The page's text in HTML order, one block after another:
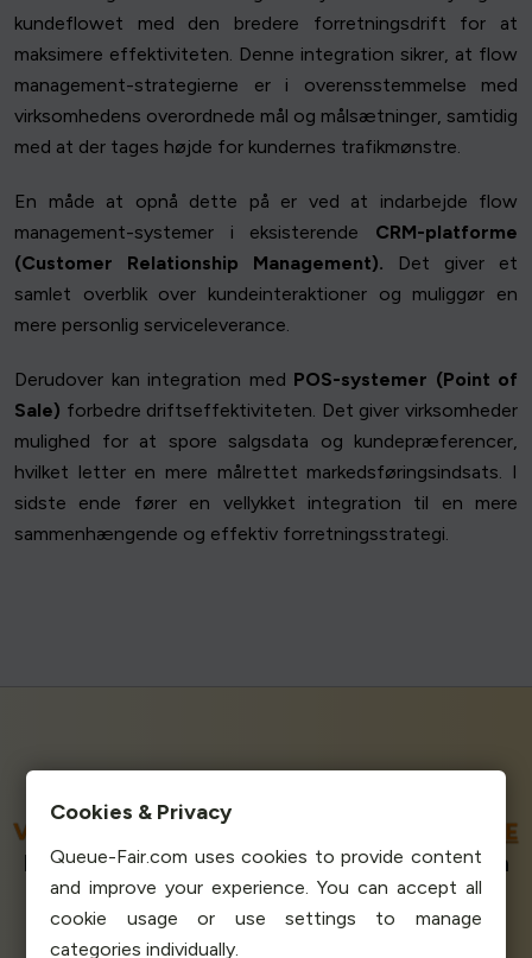
kundeflowet med den bredere forretningsdrift for at
maksimere effektiviteten. Denne integration sikrer, at flow
management-strategierne er i overensstemmelse med
virksomhedens overordnede mål og målsætninger, samtidig
med at der tages højde for kundernes trafikmønstre.
En måde at opnå dette på er ved at indarbejde flow
management-systemer i eksisterende CRM-platforme
(Customer Relationship Management). Det giver et
samlet overblik over kundeinteraktioner og muliggør en
mere personlig serviceleverance.
Derudover kan integration med POS-systemer (Point of
Sale) forbedre driftseffektiviteten. Det giver virksomheder
mulighed for at spore salgsdata og kundepræferencer,
hvilket letter en mere målrettet markedsføringsindsats. I
sidste ende fører en vellykket integration til en mere
sammenhængende og effektiv forretningsstrategi.
DET BEDST BEDØMTE VIRTUELLE
VENTEVÆRELSE PÅ
SOURCEFORGE
Bedømt som 1. nemmest at bruge. Vi har den
perfekte score på 5,0 / 5 stjerner. Slår den
næstbedste leverandør på alle parametre.
Cookies & Privacy
Queue-Fair.com uses cookies to provide content
and improve your experience. You can accept all
cookie usage or use settings to manage
categories individually.